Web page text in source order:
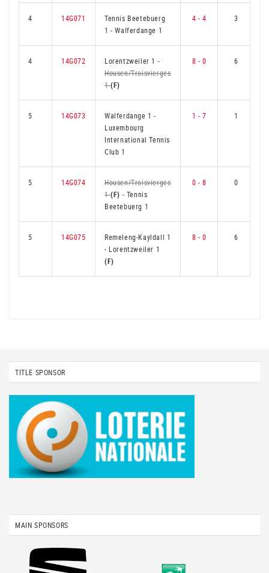
4 14G071
Tennis Beetebuerg
1-Walferdange 1
4 - 4 3
4 14G072 Lorentzweiler 1 -
Housen/Troisvierges
1(F)
8 - 0 6
5 14G073 Walferdange 1-
Luxembourg
International Tennis
Club 1
1 - 7 1
5 14G074
Housen/Troisvierges
1(F) - Tennis
Beetebuerg 1
0 - 8 0
5 14G075
Remeleng-Kayldall 1
- Lorentzweiler 1
(F)
8 - 0 6
TITLE SPONSOR
MAIN SPONSORS